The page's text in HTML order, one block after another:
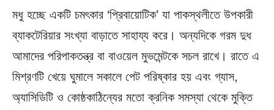
মধু হচ্ছে একটি চমৎকার ‘প্রিবায়োটিক’ যা পাকস্থলীতে উপকারী
ব্যাকটেরিয়ার সংখ্যা বাড়াতে সাহায্য করে। অন্যদিকে গরম দুধ
আমাদের পরিপাকতন্ত্র বা বাওয়েল মুভমেন্টকে সচল রাখে। রাতে এ
মিশ্রণটি খেয়ে ঘুমালে সকালে পেট পরিষ্কার হয় এবং গ্যাস,
অ্যাসিডিটি ও কোষ্ঠকাঠিন্যের মতো ক্রনিক সমস্যা থেকে মুক্তি